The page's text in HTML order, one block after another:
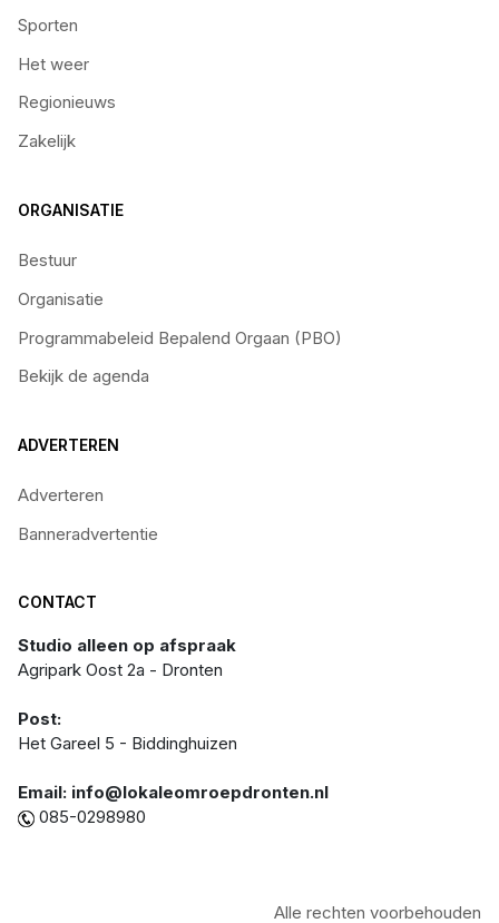
Sporten
Het weer
Regionieuws
Zakelijk
ORGANISATIE
Bestuur
Organisatie
Programmabeleid Bepalend Orgaan (PBO)
Bekijk de agenda
ADVERTEREN
Adverteren
Banneradvertentie
CONTACT
Studio alleen op afspraak
Agripark Oost 2a - Dronten
Post:
Het Gareel 5 - Biddinghuizen
Email: info@lokaleomroepdronten.nl
085-0298980
Alle rechten voorbehouden